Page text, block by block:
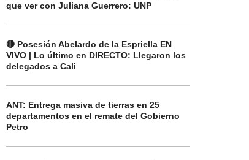
que ver con Juliana Guerrero: UNP
🔴 Posesión Abelardo de la Espriella EN
VIVO | Lo último en DIRECTO: Llegaron los
delegados a Cali
ANT: Entrega masiva de tierras en 25
departamentos en el remate del Gobierno
Petro